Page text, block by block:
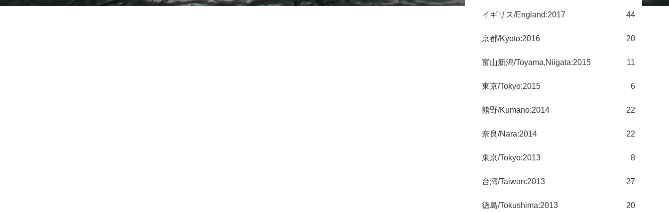
イギリス/England:2017 44
京都/Kyoto:2016 20
富山新潟/Toyama,Niigata:2015 11
東京/Tokyo:2015 6
熊野/Kumano:2014 22
奈良/Nara:2014 22
東京/Tokyo:2013 8
台湾/Taiwan:2013 27
徳島/Tokushima:2013 20